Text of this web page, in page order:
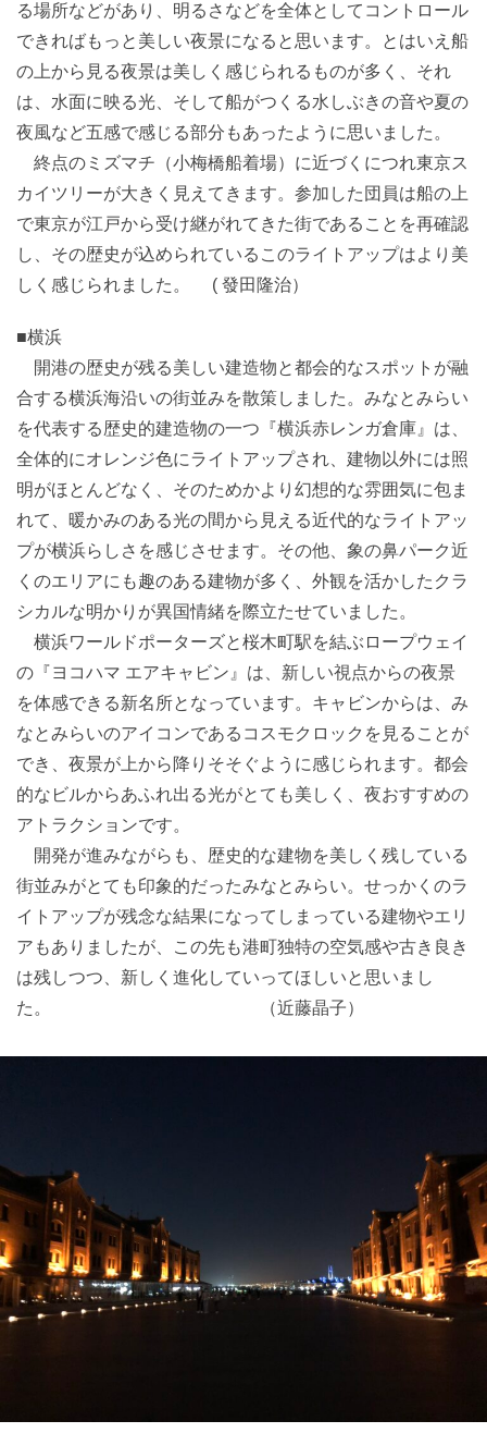
る場所などがあり、明るさなどを全体としてコントロール
できればもっと美しい夜景になると思います。とはいえ船
の上から見る夜景は美しく感じられるものが多く、それ
は、水面に映る光、そして船がつくる水しぶきの音や夏の
夜風など五感で感じる部分もあったように思いました。
終点のミズマチ（小梅橋船着場）に近づくにつれ東京ス
カイツリーが大きく見えてきます。参加した団員は船の上
で東京が江戸から受け継がれてきた街であることを再確認
し、その歴史が込められているこのライトアップはより美
しく感じられました。 ( 發田隆治）
■横浜
開港の歴史が残る美しい建造物と都会的なスポットが融
合する横浜海沿いの街並みを散策しました。みなとみらい
を代表する歴史的建造物の一つ『横浜赤レンガ倉庫』は、
全体的にオレンジ色にライトアップされ、建物以外には照
明がほとんどなく、そのためかより幻想的な雰囲気に包ま
れて、暖かみのある光の間から見える近代的なライトアッ
プが横浜らしさを感じさせます。その他、象の鼻パーク近
くのエリアにも趣のある建物が多く、外観を活かしたクラ
シカルな明かりが異国情緒を際立たせていました。
横浜ワールドポーターズと桜木町駅を結ぶロープウェイ
の『ヨコハマ エアキャビン』は、新しい視点からの夜景
を体感できる新名所となっています。キャビンからは、み
なとみらいのアイコンであるコスモクロックを見ることが
でき、夜景が上から降りそそぐように感じられます。都会
的なビルからあふれ出る光がとても美しく、夜おすすめの
アトラクションです。
開発が進みながらも、歴史的な建物を美しく残している
街並みがとても印象的だったみなとみらい。せっかくのラ
イトアップが残念な結果になってしまっている建物やエリ
アもありましたが、この先も港町独特の空気感や古き良き
は残しつつ、新しく進化していってほしいと思いまし
た。 （近藤晶子）